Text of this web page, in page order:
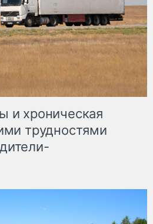
и хроническая
трудностями